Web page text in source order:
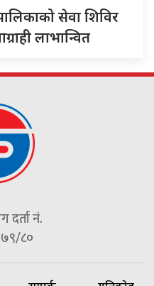
सेवा शिविर
लाभान्वित
दर्ता नं.
८०